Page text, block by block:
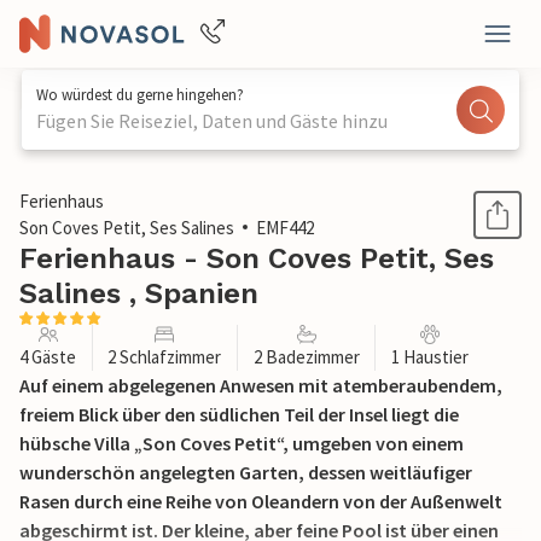
Wo würdest du gerne hingehen?
Fügen Sie Reiseziel, Daten und Gäste hinzu
1 / 37
Ferienhaus
Son Coves Petit, Ses Salines
EMF442
Ferienhaus - Son Coves Petit, Ses
Salines , Spanien
4 Gäste 2 Schlafzimmer 2 Badezimmer 1 Haustier
Auf einem abgelegenen Anwesen mit atemberaubendem,
freiem Blick über den südlichen Teil der Insel liegt die
hübsche Villa „Son Coves Petit“, umgeben von einem
wunderschön angelegten Garten, dessen weitläufiger
Rasen durch eine Reihe von Oleandern von der Außenwelt
abgeschirmt ist. Der kleine, aber feine Pool ist über einen